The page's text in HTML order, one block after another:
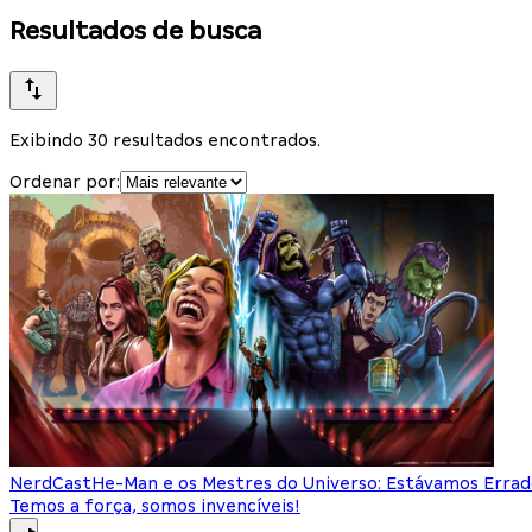
Resultados de busca
Exibindo 30 resultados encontrados.
Ordenar por:
NerdCastHe-Man e os Mestres do Universo: Estávamos
Temos a força, somos invencíveis!